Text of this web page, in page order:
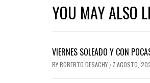
YOU MAY ALSO
VIERNES SOLEADO Y CON
BYROBERTO DESACHY / 7 AGOSTO,